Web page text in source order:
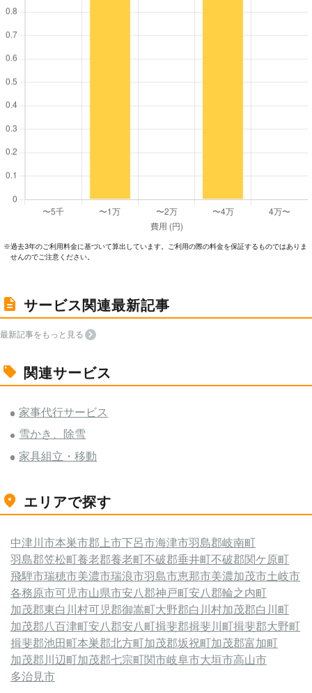
※過去3年のご利⽤料⾦に基づいて算出しています。ご利⽤の際の料⾦を保証するものではありま
せんのでご注意ください。
サービス関連最新記事
最新記事をもっと見る
関連サービス
家事代行サービス
雪かき、除雪
家具組立・移動
エリアで探す
中津川市本巣市郡上市下呂市海津市羽島郡岐南町
羽島郡笠松町養老郡養老町不破郡垂井町不破郡関ケ原町
飛騨市瑞穂市美濃市瑞浪市羽島市恵那市美濃加茂市土岐市
各務原市可児市山県市安八郡神戸町安八郡輪之内町
加茂郡東白川村可児郡御嵩町大野郡白川村加茂郡白川町
加茂郡八百津町安八郡安八町揖斐郡揖斐川町揖斐郡大野町
揖斐郡池田町本巣郡北方町加茂郡坂祝町加茂郡富加町
加茂郡川辺町加茂郡七宗町関市岐阜市大垣市高山市
多治見市